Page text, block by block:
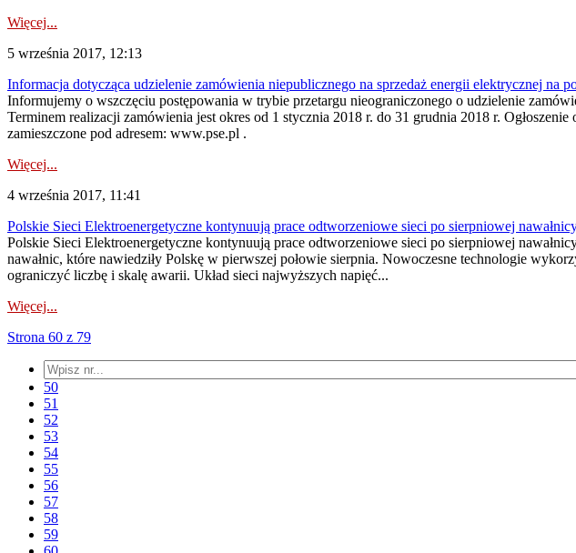
Więcej...
5 września 2017, 12:13
Informacja dotycząca udzielenie zamówienia niepublicznego na sprzedaż energii elektrycznej na
Informujemy o wszczęciu postępowania w trybie przetargu nieograniczonego o udzielenie
Terminem realizacji zamówienia jest okres od 1 stycznia 2018 r. do 31 grudnia 2018 r.
zamieszczone pod adresem: www.pse.pl .
Więcej...
4 września 2017, 11:41
Polskie Sieci Elektroenergetyczne kontynuują prace odtworzeniowe sieci po sierpniowej
Polskie Sieci Elektroenergetyczne kontynuują prace odtworzeniowe sieci po sierpniowej
nawałnic, które nawiedziły Polskę w pierwszej połowie sierpnia. Nowoczesne technologie
ograniczyć liczbę i skalę awarii. Układ sieci najwyższych napięć...
Więcej...
Strona 60 z 79
50
51
52
53
54
55
56
57
58
59